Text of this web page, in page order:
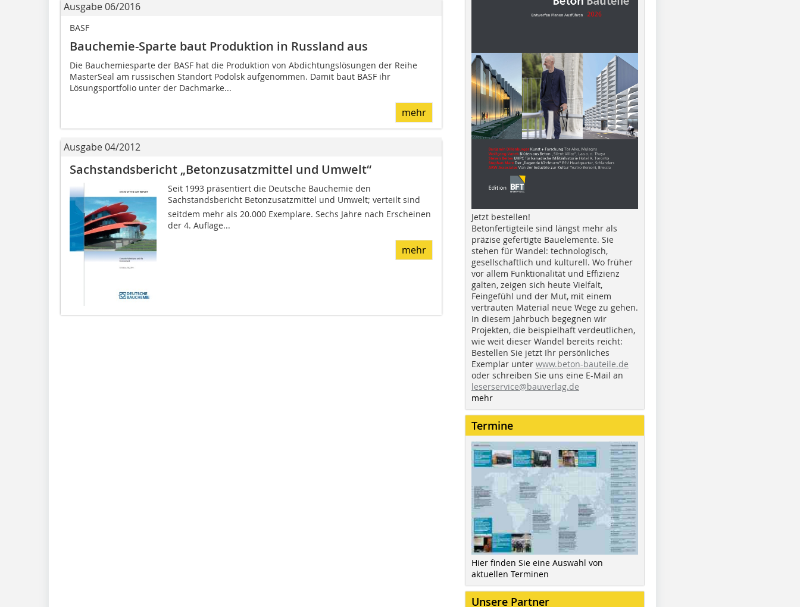
Ausgabe 06/2016
BASF
Bauchemie-Sparte baut Produktion in Russland­ aus
Die Bauchemiesparte der BASF hat die Produktion von Abdichtungslösungen der Reihe
MasterSeal am russischen Standort Podolsk aufgenommen. Damit baut BASF ihr
Lösungsportfolio unter der Dachmarke...
mehr
Ausgabe 04/2012
Sachstandsbericht „Betonzusatzmittel und Umwelt“
Seit 1993 präsentiert die Deut­sche Bauchemie den
Sachstandsbericht Betonzusatzmittel und Umwelt; verteilt sind
seitdem mehr als 20.000 Exemplare. Sechs Jahre nach Erscheinen
der 4. Auflage...
mehr
Jetzt bestellen!
Betonfertigteile sind längst mehr als
präzise gefertigte Bauelemente. Sie
stehen für Wandel: technologisch,
gesellschaftlich und kulturell. Wo früher
vor allem Funktionalität und Effizienz
galten, zeigen sich heute Vielfalt,
Feingefühl und der Mut, mit einem
vertrauten Material neue Wege zu gehen.
In diesem Jahrbuch begegnen wir
Projekten, die beispielhaft verdeutlichen,
wie weit dieser Wandel bereits reicht:
Bestellen Sie jetzt Ihr persönliches
Exemplar unter www.beton-bauteile.de
oder schreiben Sie uns eine E-Mail an
leserservice@bauverlag.de
mehr
Termine
Hier finden Sie eine Auswahl von
aktuellen Terminen
Unsere Partner